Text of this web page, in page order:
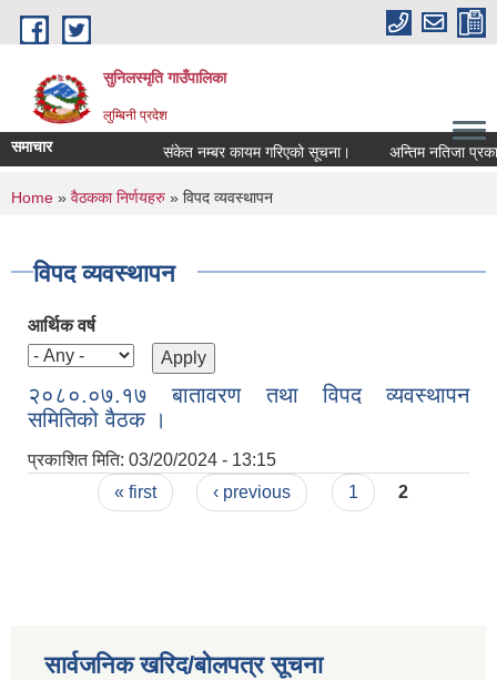
Skip to main content
सुनिलस्मृति गाउँपालिका
लुम्बिनी प्रदेश
समाचार संकेत नम्बर कायम गरिएको सूचना। अन्तिम नतिजा
You are here
Home » वैठकका निर्णयहरु » विपद व्यवस्थापन
विपद व्यवस्थापन
आर्थिक वर्ष
२०८०.०७.१७ बातावरण तथा विपद व्यवस्थापन
समितिको वैठक ।
प्रकाशित मिति: 03/20/2024 - 13:15
Pages« first ‹ previous 1 2
सार्वजनिक खरिद/बोलपत्र सूचना